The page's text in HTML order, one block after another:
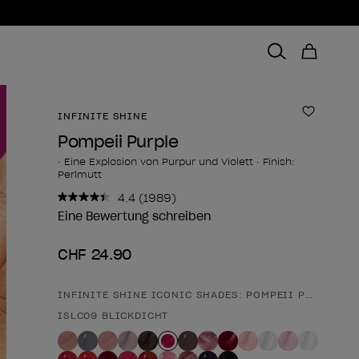
INFINITE SHINE Zur
Pompeii Purple
• Eine Explosion von Purpur und Violett • Finish:
Perlmutt
4.4 1989
Bewertungen
lesen..
(1989)
Eine Bewertung schreiben
CHF 24.90
Form des Produkts
INFINITE SHINE ICONIC SHADES: POMPEII PURPLE
ISLC09 BLICKDICHT